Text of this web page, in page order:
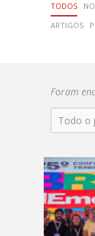
TODOS
ARTIGOS
Foram
Todo o